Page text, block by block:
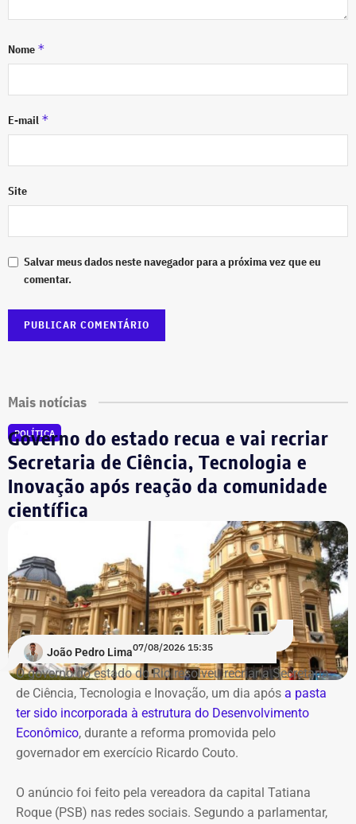
Nome *
E-mail *
Site
Salvar meus dados neste navegador para a próxima vez que eu
comentar.
Mais notícias
POLÍTICA
Governo do estado recua e vai recriar
Secretaria de Ciência, Tecnologia e
Inovação após reação da comunidade
científica
João Pedro Lima07/08/2026 15:35
O governo do estado do Rio resolveu recriar a Secretaria
de Ciência, Tecnologia e Inovação, um dia após a pasta
ter sido incorporada à estrutura do Desenvolvimento
Econômico, durante a reforma promovida pelo
governador em exercício Ricardo Couto.
O anúncio foi feito pela vereadora da capital Tatiana
Roque (PSB) nas redes sociais. Segundo a parlamentar,